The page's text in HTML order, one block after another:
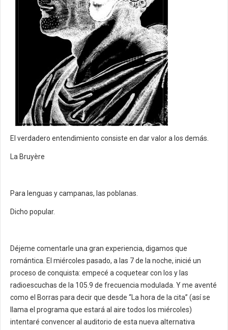
El verdadero entendimiento consiste en dar valor a los demás.
La Bruyère
Para lenguas y campanas, las poblanas.
Dicho popular.
Déjeme comentarle una gran experiencia, digamos que
romántica. El miércoles pasado, a las 7 de la noche, inicié un
proceso de conquista: empecé a coquetear con los y las
radioescuchas de la 105.9 de frecuencia modulada. Y me aventé
como el Borras para decir que desde “La hora de la cita” (así se
llama el programa que estará al aire todos los miércoles)
intentaré convencer al auditorio de esta nueva alternativa